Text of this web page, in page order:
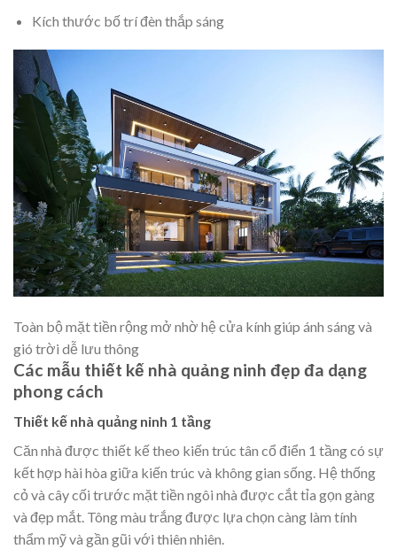
Kích thước bố trí đèn thắp sáng
Toàn bộ mặt tiền rộng mở nhờ hệ cửa kính giúp ánh sáng và
gió trời dễ lưu thông
Các mẫu thiết kế nhà quảng ninh đẹp đa dạng
phong cách
Thiết kế nhà quảng ninh 1 tầng
Căn nhà được thiết kế theo kiến trúc tân cổ điển 1 tầng có sự
kết hợp hài hòa giữa kiến trúc và không gian sống. Hệ thống
cỏ và cây cối trước mặt tiền ngôi nhà được cắt tỉa gọn gàng
và đẹp mắt. Tông màu trắng được lựa chọn càng làm tính
thẩm mỹ và gần gũi với thiên nhiên.